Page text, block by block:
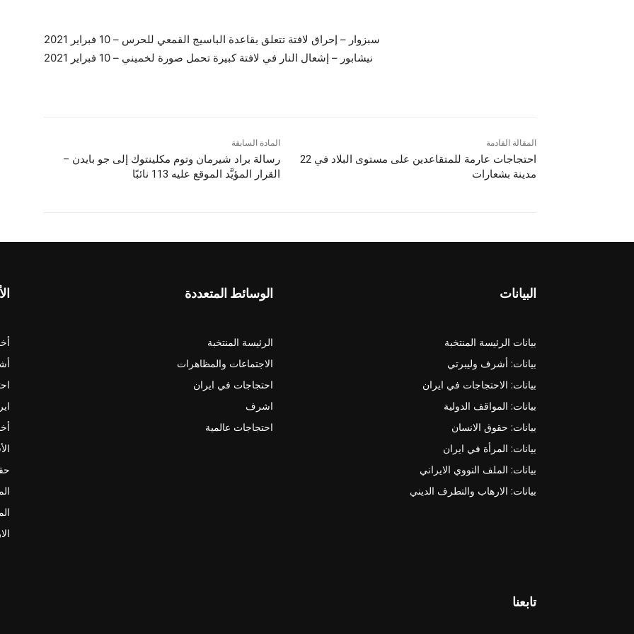
سبزوار – إحراق لافتة تتعلق بقاعدة الباسيج القمعي للحرس – 10 فبراير 2021
نيشابور – إشعال النار في لافتة كبيرة تحمل صورة لخميني – 10 فبراير 2021
المادة السابقة
رسالة براد شيرمان وتوم مكلينتوك إلى جو بايدن –
القرار المؤيَّد الموقع عليه 113 نائبًا
المقالة القادمة
احتجاجات عارمة للمتقاعدين على مستوى البلاد في 22
مدينة بشعارات
الوسائط المتعددة
الرئيسة المنتخبة
الاجتماعات والمظاهرات
احتجاجات في ايران
اشرف
احتجاجات عالمية
البيانات
بيانات الرئيسة المنتخبة
بيانات: أشرف وليبرتي
بيانات: الاحتجاجات في ايران
بيانات: المواقف الدولية
بيانات: حقوق الانسان
بيانات: المرأة في ايران
بيانات: الملف النووي الايراني
بيانات: الارهاب والتطرف الديني
تابعنا